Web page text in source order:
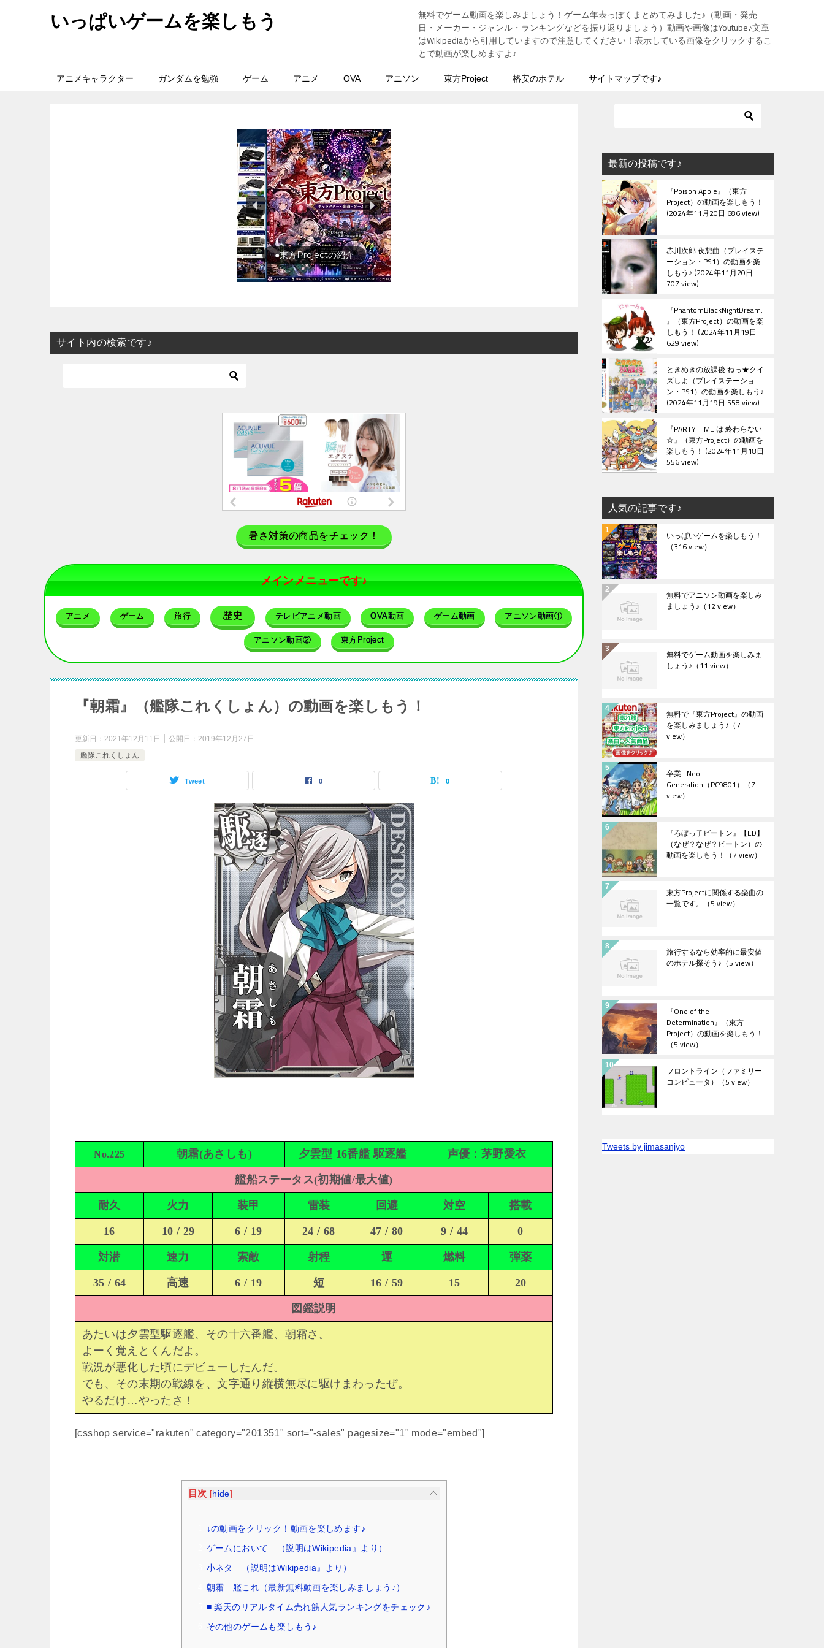
いっぱいゲームを楽しもう
無料でゲーム動画を楽しみましょう！ゲーム年表っぽくまとめてみました♪（動画・発売
日・メーカー・ジャンル・ランキングなどを振り返りましょう）動画や画像はYoutube♪文章
はWikipediaから引用していますので注意してください！表示している画像をクリックするこ
とで動画が楽しめますよ♪
アニメキャラクター ガンダムを勉強 ゲーム アニメ OVA アニソン 東方Project 格安のホテル サイトマップです♪
●東方Projectの紹介
サイト内の検索です♪
暑さ対策の商品をチェック！
メインメニューです♪
アニメ ゲーム 旅行 歴史 テレビアニメ動画 OVA動画 ゲーム動画 アニソン動画①
アニソン動画② 東方Project
『朝霜』（艦隊これくしょん）の動画を楽しもう！
更新日： 2021年12月11日 公開日： 2019年12月27日
艦隊これくしょん
Tweet 0 0
No.225 朝霜(あさしも) 夕雲型 16番艦 駆逐艦 声優：茅野愛衣
艦船ステータス(初期値/最大値)
耐久 火力 装甲 雷装 回避 対空 搭載
16 10 / 29 6 / 19 24 / 68 47 / 80 9 / 44 0
対潜 速力 索敵 射程 運 燃料 弾薬
35 / 64 高速 6 / 19 短 16 / 59 15 20
図鑑説明
あたいは夕雲型駆逐艦、その十六番艦、朝霜さ。
よーく覚えとくんだよ。
戦況が悪化した頃にデビューしたんだ。
でも、その末期の戦線を、文字通り縦横無尽に駆けまわったぜ。
やるだけ…やったさ！
[csshop service="rakuten" category="201351" sort="-sales" pagesize="1" mode="embed"]
目次 [hide]
↓の動画をクリック！動画を楽しめます♪
ゲームにおいて （説明はWikipedia』より）
小ネタ （説明はWikipedia』より）
朝霜 艦これ（最新無料動画を楽しみましょう♪）
■ 楽天のリアルタイム売れ筋人気ランキングをチェック♪
その他のゲームも楽しもう♪
最新の投稿です♪
『Poison Apple』（東方
Project）の動画を楽しもう！
2024年11月20日 686 view
赤川次郎 夜想曲（プレイステ
ーション・PS1）の動画を楽
しもう♪ 2024年11月20日
707 view
『PhantomBlackNightDream.
』（東方Project）の動画を楽
しもう！ 2024年11月19日
629 view
ときめきの放課後 ねっ★クイ
ズしよ（プレイステーショ
ン・PS1）の動画を楽しもう♪
2024年11月19日 558 view
『PARTY TIME は 終わらない
☆』（東方Project）の動画を
楽しもう！ 2024年11月18日
556 view
人気の記事です♪
いっぱいゲームを楽しもう！
（316 view）
無料でアニソン動画を楽しみ
ましょう♪ （12 view）
無料でゲーム動画を楽しみま
しょう♪ （11 view）
無料で『東方Project』の動画
を楽しみましょう♪ （7
view）
卒業II Neo
Generation（PC9801） （7
view）
『ろぼっ子ビートン』【ED】
（なぜ？なぜ？ビートン）の
動画を楽しもう！ （7 view）
東方Projectに関係する楽曲の
一覧です。 （5 view）
旅行するなら効率的に最安値
のホテル探そう♪ （5 view）
『One of the
Determination』（東方
Project）の動画を楽しもう！
（5 view）
フロントライン（ファミリー
コンピュータ） （5 view）
Tweets by jimasanjyo